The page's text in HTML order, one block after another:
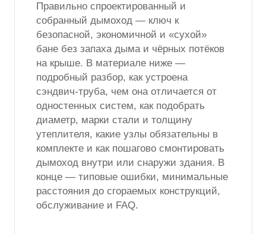
Правильно спроектированный и
собранный дымоход — ключ к
безопасной, экономичной и «сухой»
бане без запаха дыма и чёрных потёков
на крыше. В материале ниже —
подробный разбор, как устроена
сэндвич-труба, чем она отличается от
одностенных систем, как подобрать
диаметр, марки стали и толщину
утеплителя, какие узлы обязательны в
комплекте и как пошагово смонтировать
дымоход внутри или снаружи здания. В
конце — типовые ошибки, минимальные
расстояния до сгораемых конструкций,
обслуживание и FAQ.